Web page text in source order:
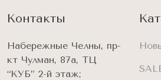
Контакты
Набережные Челны, пр-
кт Чулман, 87а, ТЦ
“КУБ” 2-й этаж;